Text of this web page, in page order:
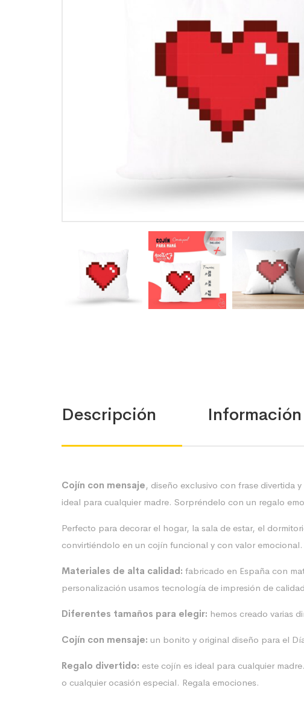
Descripción
Cojín con mensaje, diseño exclusivo con frase divertida
ideal para cualquier madre. Sorpréndelo con un regalo
Perfecto para decorar el hogar, la sala de estar, el
convirtiéndolo en un cojín funcional y con valor emocional.
Materiales de alta calidad: fabricado en España con
personalización usamos tecnología de impresión de
Diferentes tamaños para elegir: hemos creado varias
Cojín con mensaje: un bonito y original diseño para el
Regalo divertido: este cojín es ideal para cualquier
o cualquier ocasión especial. Regala emociones.